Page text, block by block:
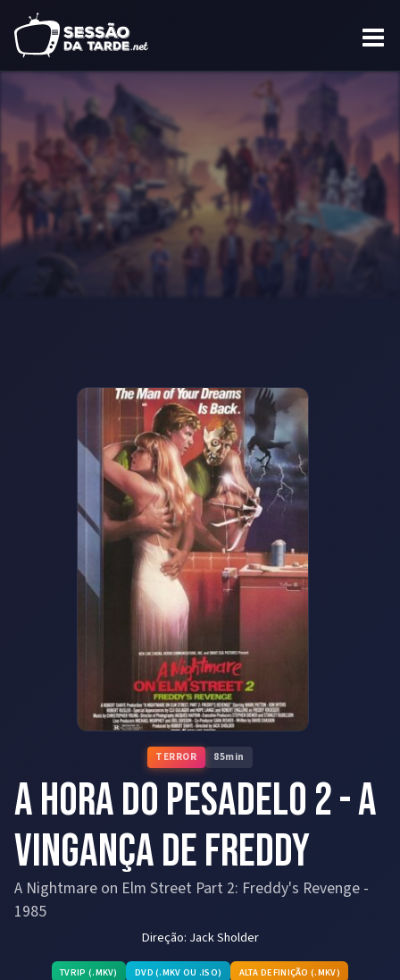
TERROR 85min
A Hora do Pesadelo 2 - A
Vingança de Freddy
A Nightmare on Elm Street Part 2: Freddy's Revenge -
1985
Direção: Jack Sholder
TVRIP (.MKV) DVD (.MKV OU .ISO) ALTA DEFINIÇÃO (.MKV)